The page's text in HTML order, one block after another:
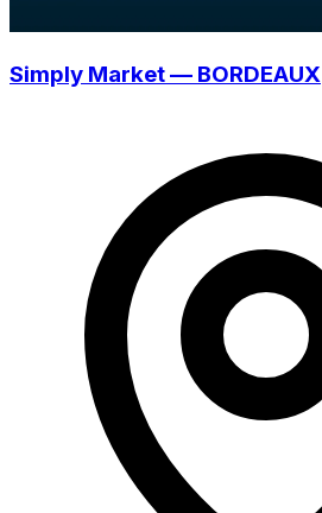
Simply Market — BORDEAUX